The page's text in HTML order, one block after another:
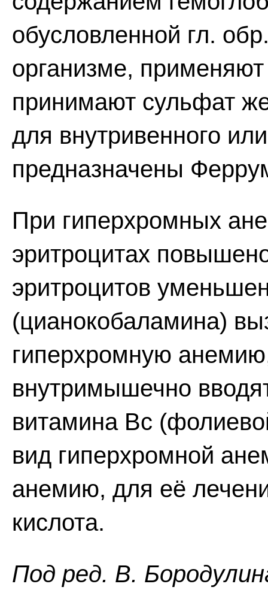
обусловленной гл.
организме,
принимают сульфат
для внутривенного
предназначены
При гиперхромных
эритроцитах
эритроцитов
(цианокобаламина)
гиперхромную
внутримышечно
витамина Вc
вид гиперхромной
анемию, для её
кислота.
Пoд peд. B.